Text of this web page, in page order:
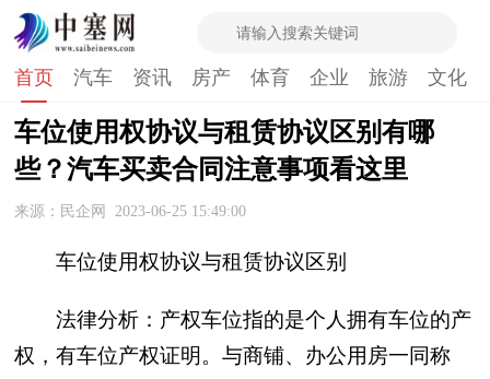
首页 汽车 资讯 房产 体育 企业 旅游 文化
车位使用权协议与租赁协议区别有哪
些？汽车买卖合同注意事项看这里
来源：民企网 2023-06-25 15:49:00
车位使用权协议与租赁协议区别
法律分析：产权车位指的是个人拥有车位的产
权，有车位产权证明。与商铺、办公用房一同称